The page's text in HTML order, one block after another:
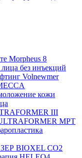
Morpheus 8
без инъекций
Volnewmer
кожи
III
MPT
BIOXEL CO2